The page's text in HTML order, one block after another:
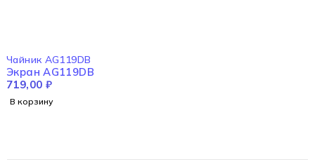
Чайник AG119DB
Экран AG119DB
719,00 ₽
В корзину